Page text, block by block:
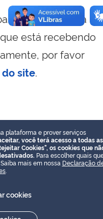
visualizar essa
está recebendo
por favor
site.
plataforma e prover serviços
você terá acesso a todas as
Cookies", os cookies que
Para escolher quais
mais em nossa Declaração
cookies